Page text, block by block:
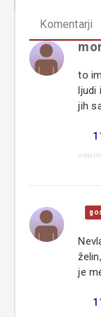
Komentarji
to
ljudi
jih
je